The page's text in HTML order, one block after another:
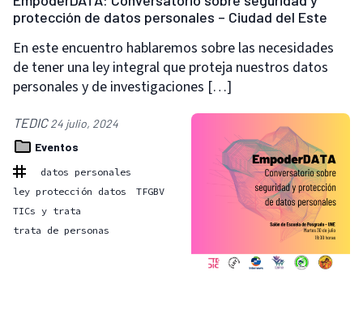
protección de datos personales – Ciudad del Este
En este encuentro hablaremos sobre las necesidades
de tener una ley integral que proteja nuestros datos
personales y de investigaciones […]
TEDIC24 julio, 2024
Eventos
datos personales
ley protección datos
TFGBV
TICs y trata
trata de personas